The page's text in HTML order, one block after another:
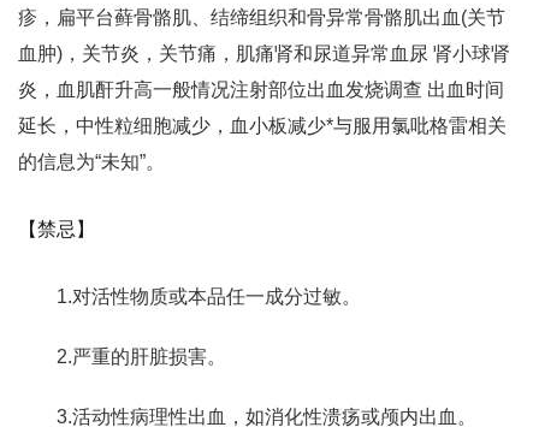
疹，扁平台藓骨骼肌、结缔组织和骨异常骨骼肌出血(关节
血肿)，关节炎，关节痛，肌痛肾和尿道异常血尿 肾小球肾
炎，血肌酐升高一般情况注射部位出血发烧调查 出血时间
延长，中性粒细胞减少，血小板减少*与服用氯吡格雷相关
的信息为“未知”。
【禁忌】
1.对活性物质或本品任一成分过敏。
2.严重的肝脏损害。
3.活动性病理性出血，如消化性溃疡或颅内出血。